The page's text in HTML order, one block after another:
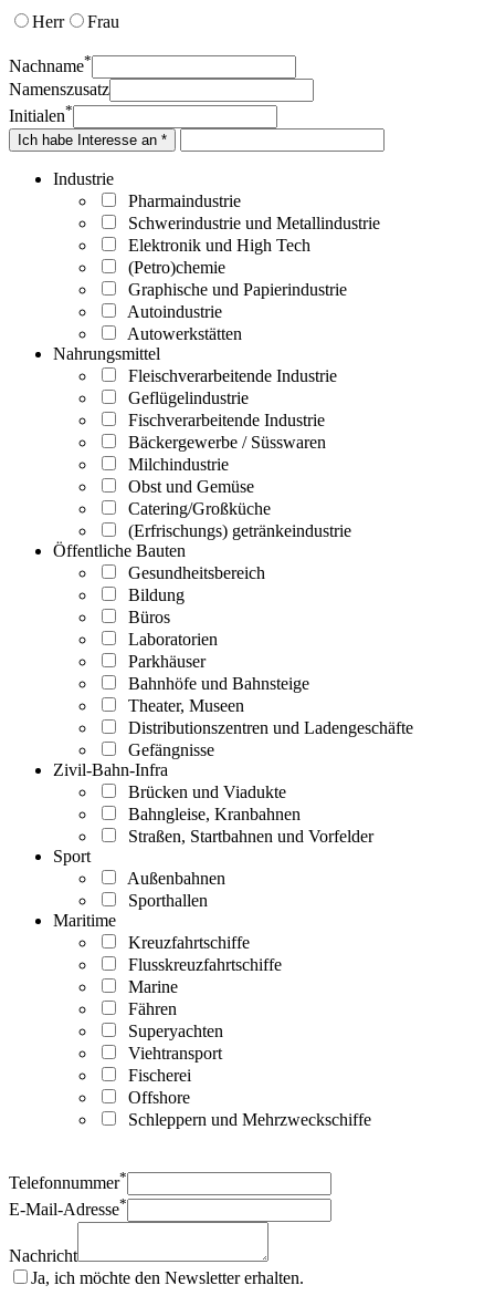
Herr Frau
Nachname*
Namenszusatz
Initialen*
Ich habe Interesse an *
Industrie
Pharmaindustrie
Schwerindustrie und Metallindustrie
Elektronik und High Tech
(Petro)chemie
Graphische und Papierindustrie
Autoindustrie
Autowerkstätten
Nahrungsmittel
Fleischverarbeitende Industrie
Geflügelindustrie
Fischverarbeitende Industrie
Bäckergewerbe / Süsswaren
Milchindustrie
Obst und Gemüse
Catering/Großküche
(Erfrischungs) getränkeindustrie
Öffentliche Bauten
Gesundheitsbereich
Bildung
Büros
Laboratorien
Parkhäuser
Bahnhöfe und Bahnsteige
Theater, Museen
Distributionszentren und Ladengeschäfte
Gefängnisse
Zivil-Bahn-Infra
Brücken und Viadukte
Bahngleise, Kranbahnen
Straßen, Startbahnen und Vorfelder
Sport
Außenbahnen
Sporthallen
Maritime
Kreuzfahrtschiffe
Flusskreuzfahrtschiffe
Marine
Fähren
Superyachten
Viehtransport
Fischerei
Offshore
Schleppern und Mehrzweckschiffe
Telefonnummer*
E-Mail-Adresse*
Nachricht
Ja, ich möchte den Newsletter erhalten.